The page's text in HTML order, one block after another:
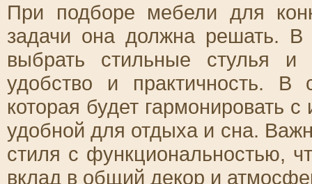
При подборе мебели для
задачи она должна решать. В
выбрать стильные стулья
удобство и практичность.
которая будет гармонировать
удобной для отдыха и сна.
стиля с функциональностью,
вклад в общий декор и